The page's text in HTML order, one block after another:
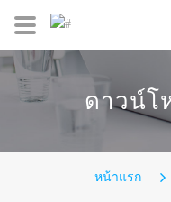
ดาวน์โ
หน้าแรก